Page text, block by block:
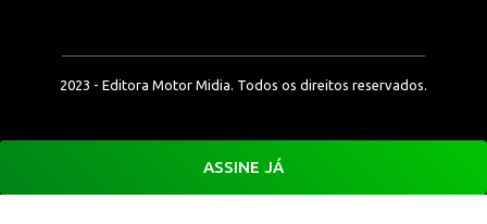
2023 - Editora Motor Midia. Todos os direitos reservados.
ASSINE JÁ